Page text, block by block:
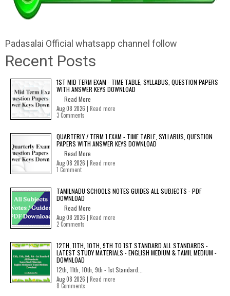
Padasalai Official whatsapp channel follow
Recent Posts
1ST MID TERM EXAM - TIME TABLE, SYLLABUS, QUESTION PAPERS
WITH ANSWER KEYS DOWNLOAD
Read More
Aug 08 2026 | Read more
3 Comments
QUARTERLY / TERM 1 EXAM - TIME TABLE, SYLLABUS, QUESTION
PAPERS WITH ANSWER KEYS DOWNLOAD
Read More
Aug 08 2026 | Read more
1 Comment
TAMILNADU SCHOOLS NOTES GUIDES ALL SUBJECTS - PDF
DOWNLOAD
Read More
Aug 08 2026 | Read more
2 Comments
12TH, 11TH, 10TH, 9TH TO 1ST STANDARD ALL STANDARDS -
LATEST STUDY MATERIALS - ENGLISH MEDIUM & TAMIL MEDIUM -
DOWNLOAD
12th, 11th, 10th, 9th - 1st Standard...
Aug 08 2026 | Read more
8 Comments